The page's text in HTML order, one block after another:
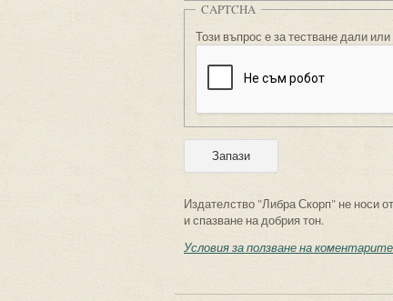
CAPTCHA
Този въпрос е за тестване дали
Издателство "Либра Скорп" не носи
и спазване на добрия тон.
Условия за ползване на коментарите